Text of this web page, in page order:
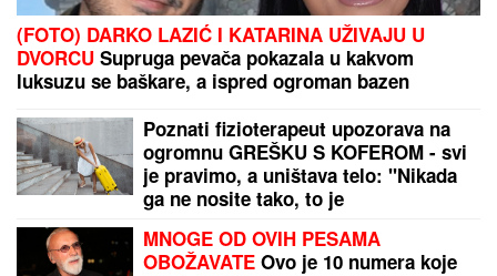
RASTE BROJ ZARAŽENIH:Dramatična situacija i u